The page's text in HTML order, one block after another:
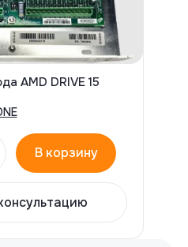
AMD DRIVE 15
В корзину